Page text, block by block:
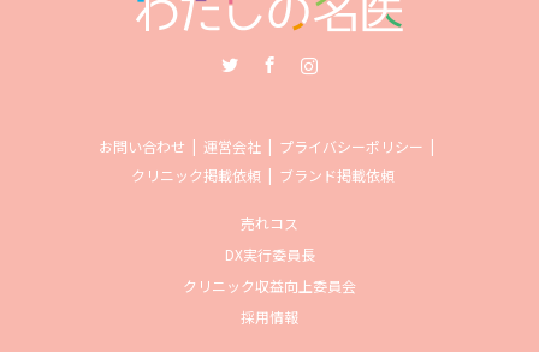
お問い合わせ 運営会社
プライバシーポリシー
クリニック掲載依頼
ブランド掲載依頼
売れコス
DX実行委員長
クリニック収益向上委員会
採用情報